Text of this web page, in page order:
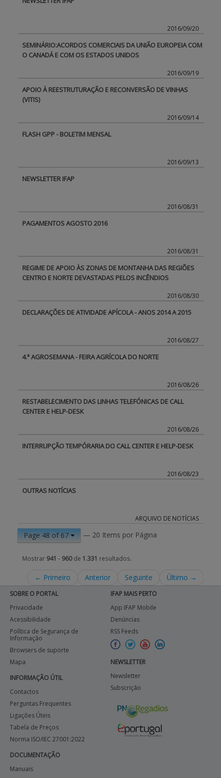
2016/09/20
SEMINÁRIO:ACORDOS COMERCIAIS DA UNIÃO EUROPEIA COM
O CANADÁ E COM OS ESTADOS UNIDOS
2016/09/19
APOIO À REESTRUTURAÇÃO E RECONVERSÃO DE VINHAS
(VITIS)
2016/09/14
FLASH GPP - BOLETIM MENSAL
2016/09/13
NEWSLETTER IFAP
2016/08/31
PAGAMENTOS AGOSTO 2016
2016/08/31
REGIME DE APOIO ÀS ZONAS DE MONTANHA DAS REGIÕES
CENTRO E NORTE DEVASTADAS PELOS INCÊNDIOS
2016/08/30
DECLARAÇÕES DE ATIVIDADE APÍCOLA - ANOS 2014 A 2015
2016/08/27
4.ª AGROSEMANA - FEIRA AGRÍCOLA DO NORTE
2016/08/26
RESTABELECIMENTO DAS LINHAS TELEFÓNICAS DE CALL
CENTER E HELP-DESK
2016/08/26
INTERRUPÇÃO TEMPÓRARIA DO CALL CENTER E HELP-DESK
2016/08/23
OUTRAS NOTÍCIAS
ARQUIVO DE NOTÍCIAS
Page 48 of 67 — 20 Items por Página
Mostrar 941 - 960de 1.331 resultados.
← Primeiro Anterior Seguinte Último →
SOBRE O PORTAL
Privacidade
Acessibilidade
Política de Segurança de
Informação
Browsers de suporte
Mapa
INFORMAÇÃO ÚTIL
Contactos
Perguntas Frequentes
Ligações Úteis
Tabela de Preços
Norma ISO/IEC 27001:2022
DOCUMENTAÇÃO
Manuais
IFAP MAIS PERTO
App IFAP Mobile
Denúncias
RSS Feeds
NEWSLETTER
Newsletter
Subscrição